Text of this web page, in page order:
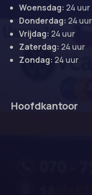
Woensdag: 24 uur
Donderdag: 24 uur
Vrijdag: 24 uur
Zaterdag: 24 uur
Zondag: 24 uur
Hoofdkantoor